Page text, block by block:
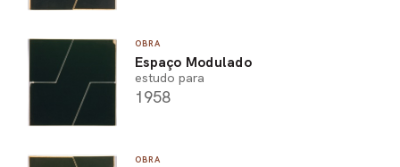
OBRA
Espaço Modulado
estudo para
1958
OBRA